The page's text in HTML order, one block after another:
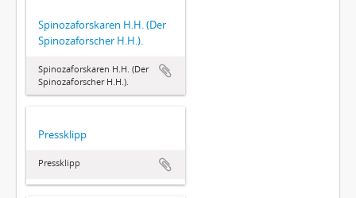
Spinozaforskaren H.H. (Der
Spinozaforscher H.H.).
Spinozaforskaren H.H. (Der
Spinozaforscher H.H.).
Pressklipp
Pressklipp